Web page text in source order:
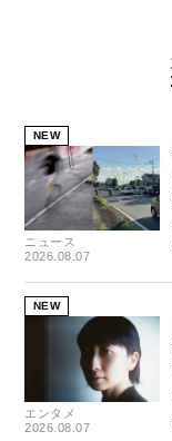
NEW
ニュース
2026.08.07
NEW
エンタメ
2026.08.07